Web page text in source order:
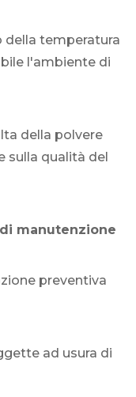
della temperatura
l'ambiente di
della polvere
sulla qualità del
manutenzione
preventiva
ad usura di